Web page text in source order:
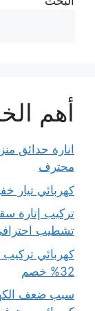
أهم
محترف
كهربائي تيار
تشطيب
كهربائي
32% خصم
سبب ضعف